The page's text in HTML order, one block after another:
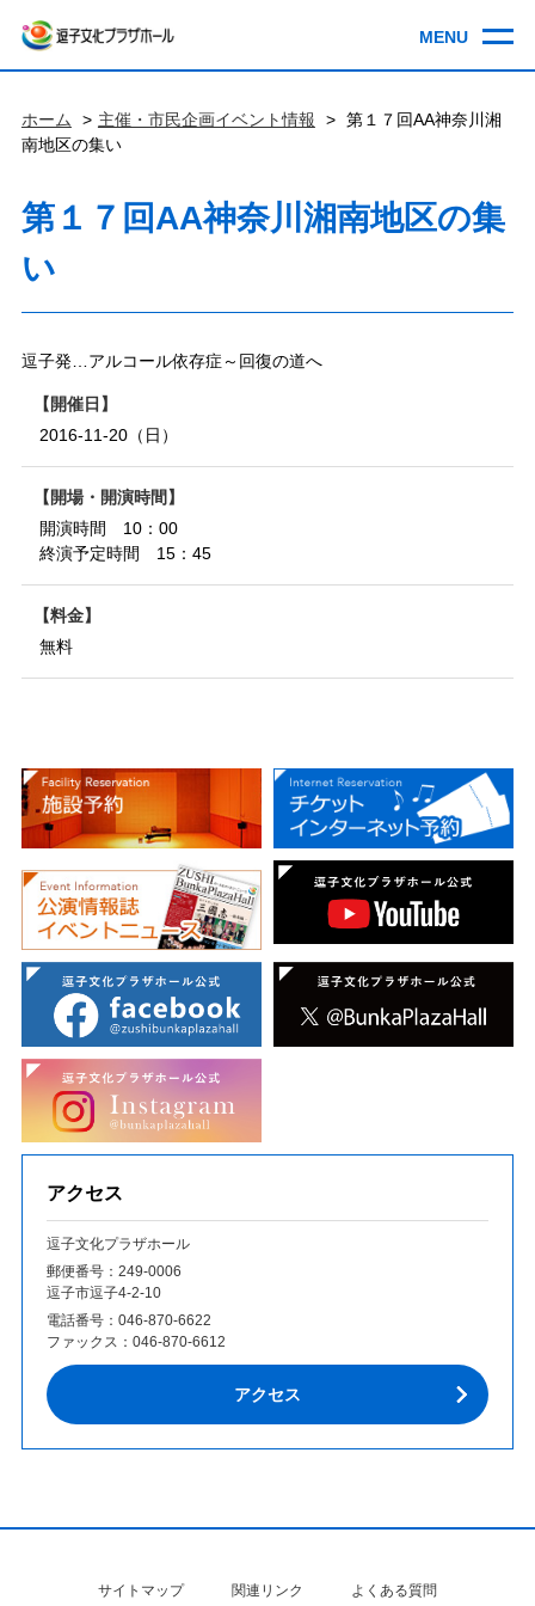
ホーム 主催・市民企画イベント情報
第１７回AA神奈川湘
南地区の集い
第１７回AA神奈川湘南地区の集
い
逗子発…アルコール依存症～回復の道へ
開催日
2016-11-20（日）
開場・開演時間
開演時間 10：00
終演予定時間 15：45
料金
無料
アクセス
逗子文化プラザホール
郵便番号：249‐0006
逗子市逗子4-2-10
電話番号： 046-870-6622
ファックス： 046-870-6612
アクセス
サイトマップ 関連リンク よくある質問